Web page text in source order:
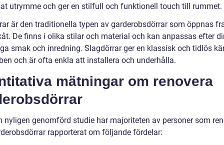
utrymme och ger en stilfull och funktionell touch till rummet.
är den traditionella typen av garderobsdörrar som öppnas
De finns i olika stilar och material och kan anpassas efter
smak och inredning. Slagdörrar ger en klassisk och tidlös
och är ofta enkla att installera och underhålla.
mätningar om renovera
nyligen genomförd studie har majoriteten av personer som
rapporterat om följande fördelar: